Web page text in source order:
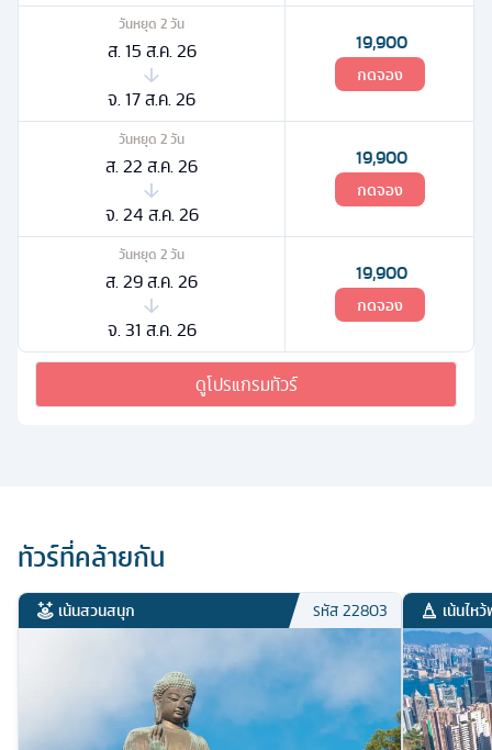
วันหยุด 2วัน
ส. 15 ส.ค. 26
จ. 17 ส.ค. 26
19,900
กดจอง
วันหยุด 2วัน
ส. 22 ส.ค. 26
จ. 24 ส.ค. 26
19,900
กดจอง
วันหยุด 2วัน
ส. 29 ส.ค. 26
จ. 31 ส.ค. 26
19,900
กดจอง
ดูโปรแกรมทัวร์
ทัวร์ที่คล้ายกัน
เน้นสวนสนุก รหัส22803 เน้นไห